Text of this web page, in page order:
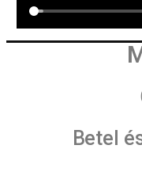
Betel